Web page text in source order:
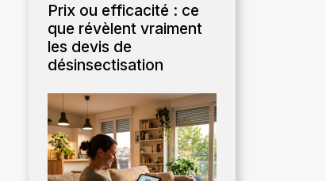
Prix ou efficacité : ce
que révèlent vraiment
les devis de
désinsectisation